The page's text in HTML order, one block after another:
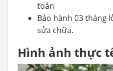
toán
Bảo hành 03 tháng
sửa chữa.
Hình ảnh thực